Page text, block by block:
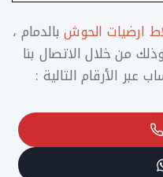
ارضيات الحوشبالدمام ،
من خلال الاتصال بنا
عبر الأرقام التالية :